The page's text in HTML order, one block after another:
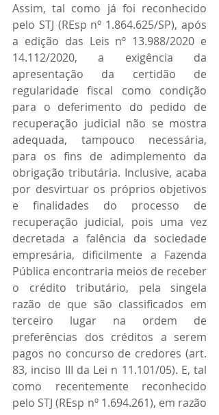
Assim, tal como já foi reconhecido
pelo STJ (REsp nº 1.864.625/SP), após
a edição das Leis nº 13.988/2020 e
14.112/2020, a exigência da
apresentação da certidão de
regularidade fiscal como condição
para o deferimento do pedido de
recuperação judicial não se mostra
adequada, tampouco necessária,
para os fins de adimplemento da
obrigação tributária. Inclusive, acaba
por desvirtuar os próprios objetivos
e finalidades do processo de
recuperação judicial, pois uma vez
decretada a falência da sociedade
empresária, dificilmente a Fazenda
Pública encontraria meios de receber
o crédito tributário, pela singela
razão de que são classificados em
terceiro lugar na ordem de
preferências dos créditos a serem
pagos no concurso de credores (art.
83, inciso III da Lei n 11.101/05). E, tal
como recentemente reconhecido
pelo STJ (REsp nº 1.694.261), em razão